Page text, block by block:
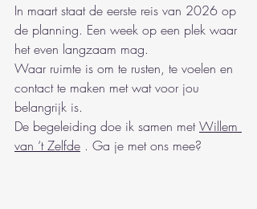
In maart staat de eerste reis van 2026 op
de planning. Een week op een plek waar
het even langzaam mag.
Waar ruimte is om te rusten, te voelen en
contact te maken met wat voor jou
belangrijk is.
De begeleiding doe ik samen met Willem
van ‘t Zelfde . Ga je met ons mee?